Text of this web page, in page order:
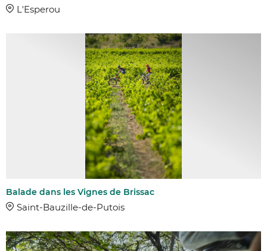
L'Esperou
Balade dans les Vignes de Brissac
Saint-Bauzille-de-Putois